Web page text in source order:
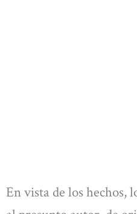
En vista de los hechos,